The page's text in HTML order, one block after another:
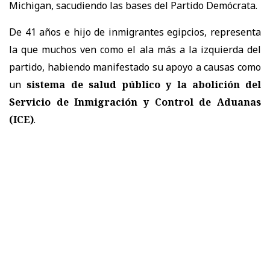
Michigan, sacudiendo las bases del Partido Demócrata.
De 41 años e hijo de inmigrantes egipcios, representa
la que muchos ven como el ala más a la izquierda del
partido, habiendo manifestado su apoyo a causas como
unsistema de salud público y la abolición del
Servicio de Inmigración y Control de Aduanas
(ICE).